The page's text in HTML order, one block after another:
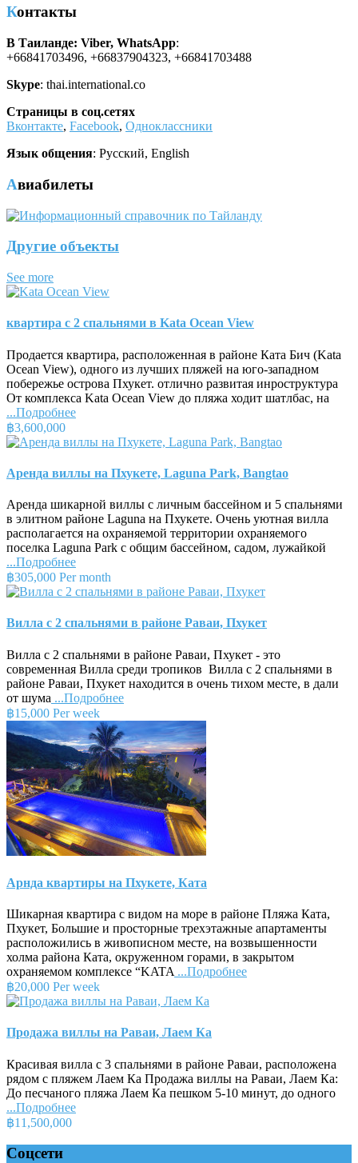
Контакты
В Таиланде: Viber, WhatsApp:
+66841703496, +66837904323, +66841703488
Skype: thai.international.co
Страницы в соц.сетях
Вконтакте, Facebook, Одноклассники
Язык общения: Русский, English
Авиабилеты
Другие объекты
See more
квартира с 2 спальнями в Kata Ocean View
Продается квартира, расположенная в районе Ката Бич (Kata
Ocean View), одного из лучших пляжей на юго-западном
побережье острова Пхукет. отлично развитая инроструктура
От комплекса Kata Ocean View до пляжа ходит шатлбас, на
...Подробнее
฿3,600,000
Аренда виллы на Пхукете, Laguna Park, Bangtao
Аренда шикарной виллы с личным бассейном и 5 спальнями
в элитном районе Laguna на Пхукете. Очень уютная вилла
располагается на охраняемой территории охраняемого
поселка Laguna Park с общим бассейном, садом, лужайкой
...Подробнее
฿305,000 Per month
Вилла с 2 спальнями в районе Раваи, Пхукет
Вилла с 2 спальнями в районе Раваи, Пхукет - это
современная Вилла среди тропиков Вилла с 2 спальнями в
районе Раваи, Пхукет находится в очень тихом месте, в дали
от шума ...Подробнее
฿15,000 Per week
Арнда квартиры на Пхукете, Ката
Шикарная квартира с видом на море в районе Пляжа Ката,
Пхукет, Большие и просторные трехэтажные апартаменты
расположились в живописном месте, на возвышенности
холма района Ката, окруженном горами, в закрытом
охраняемом комплексе “KATA ...Подробнее
฿20,000 Per week
Продажа виллы на Раваи, Лаем Ка
Красивая вилла с 3 спальнями в районе Раваи, расположена
рядом с пляжем Лаем Ка Продажа виллы на Раваи, Лаем Ка:
До песчаного пляжа Лаем Ка пешком 5-10 минут, до одного
...Подробнее
฿11,500,000
Соцсети